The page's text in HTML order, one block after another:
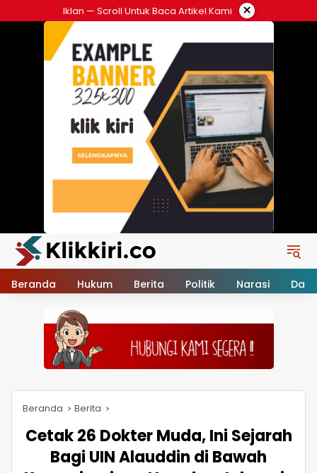
ke
Iklan — Scroll Untuk Baca Artikel Kami ×
Beranda Hukum Berita Politik Narasi
Beranda Berita
Cetak 26 Dokter Muda, Ini Sejarah
Bagi UIN Alauddin di Bawah